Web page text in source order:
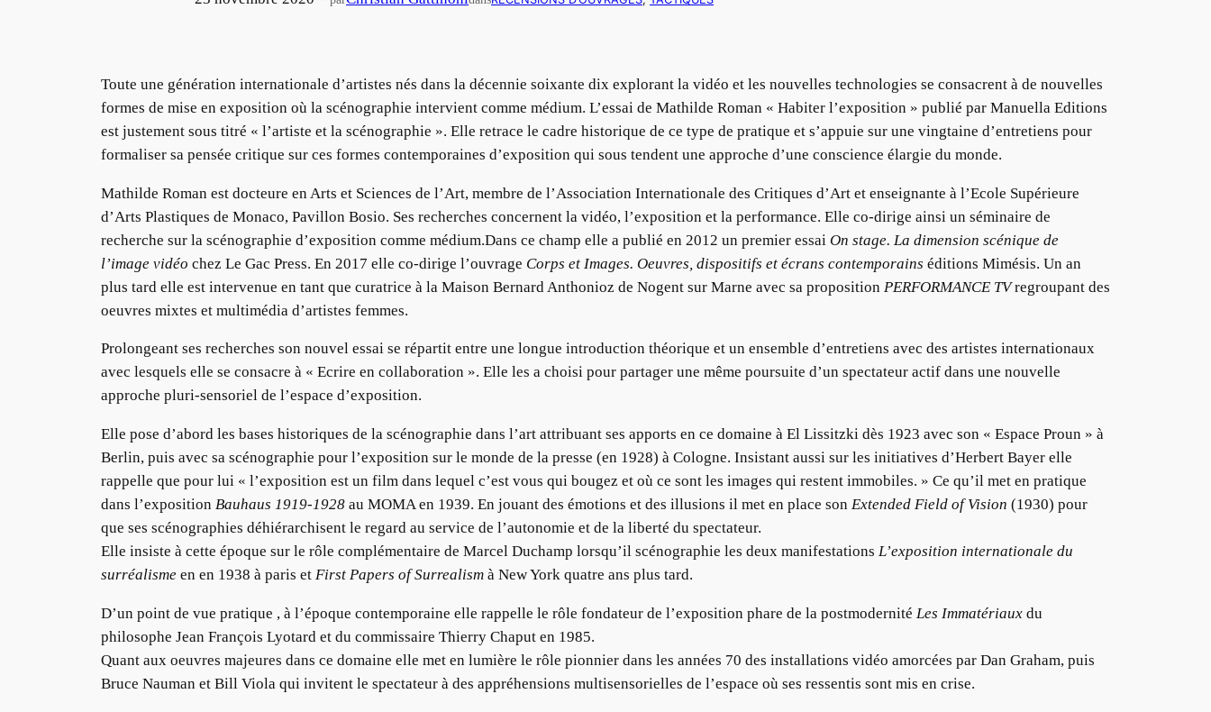
Toute une génération internationale d’artistes nés dans la décennie soixante dix explorant la vidéo et les nouvelles technologies se consacrent à de nouvelles
formes de mise en exposition où la scénographie intervient comme médium. L’essai de Mathilde Roman « Habiter l’exposition » publié par Manuella Editions
est justement sous titré « l’artiste et la scénographie ». Elle retrace le cadre historique de ce type de pratique et s’appuie sur une vingtaine d’entretiens pour
formaliser sa pensée critique sur ces formes contemporaines d’exposition qui sous tendent une approche d’une conscience élargie du monde.
Mathilde Roman est docteure en Arts et Sciences de l’Art, membre de l’Association Internationale des Critiques d’Art et enseignante à l’Ecole Supérieure
d’Arts Plastiques de Monaco, Pavillon Bosio. Ses recherches concernent la vidéo, l’exposition et la performance. Elle co-dirige ainsi un séminaire de
recherche sur la scénographie d’exposition comme médium.Dans ce champ elle a publié en 2012 un premier essai On stage. La dimension scénique de
l’image vidéo chez Le Gac Press. En 2017 elle co-dirige l’ouvrage Corps et Images. Oeuvres, dispositifs et écrans contemporains éditions Mimésis. Un an
plus tard elle est intervenue en tant que curatrice à la Maison Bernard Anthonioz de Nogent sur Marne avec sa proposition PERFORMANCE TVregroupant des
oeuvres mixtes et multimédia d’artistes femmes.
Prolongeant ses recherches son nouvel essai se répartit entre une longue introduction théorique et un ensemble d’entretiens avec des artistes internationaux
avec lesquels elle se consacre à « Ecrire en collaboration ». Elle les a choisi pour partager une même poursuite d’un spectateur actif dans une nouvelle
approche pluri-sensoriel de l’espace d’exposition.
Elle pose d’abord les bases historiques de la scénographie dans l’art attribuant ses apports en ce domaine à El Lissitzki dès 1923 avec son « Espace Proun » à
Berlin, puis avec sa scénographie pour l’exposition sur le monde de la presse (en 1928) à Cologne. Insistant aussi sur les initiatives d’Herbert Bayer elle
rappelle que pour lui « l’exposition est un film dans lequel c’est vous qui bougez et où ce sont les images qui restent immobiles. » Ce qu’il met en pratique
dans l’exposition Bauhaus 1919-1928 au MOMA en 1939. En jouant des émotions et des illusions il met en place son Extended Field of Vision (1930) pour
que ses scénographies déhiérarchisent le regard au service de l’autonomie et de la liberté du spectateur.
Elle insiste à cette époque sur le rôle complémentaire de Marcel Duchamp lorsqu’il scénographie les deux manifestations L’exposition internationale du
surréalisme en en 1938 à paris et First Papers of Surrealism à New York quatre ans plus tard.
D’un point de vue pratique , à l’époque contemporaine elle rappelle le rôle fondateur de l’exposition phare de la postmodernité Les Immatériaux du
philosophe Jean François Lyotard et du commissaire Thierry Chaput en 1985.
Quant aux oeuvres majeures dans ce domaine elle met en lumière le rôle pionnier dans les années 70 des installations vidéo amorcées par Dan Graham, puis
Bruce Nauman et Bill Viola qui invitent le spectateur à des appréhensions multisensorielles de l’espace où ses ressentis sont mis en crise.